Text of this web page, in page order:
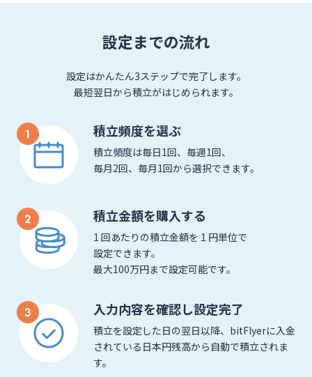
設定までの流れ
設定はかんたん3ステップで完了します。
最短翌日から積立がはじめられます。
積立頻度を選ぶ
積立頻度は毎日1回、毎週1回、
毎月2回、毎月1回から選択できます。
積立金額を購入する
1 回あたりの積立金額を 1 円単位で
設定できます。
最大100万円まで設定可能です。
入力内容を確認し設定完了
積立を設定した日の翌日以降、bitFlyerに入金
されている日本円残高から自動で積立されま
す。